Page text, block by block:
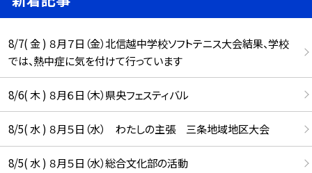
8/7( 金 ) ８月７日（金）北信越中学校ソフトテニス大会結果、学校
では、熱中症に気を付けて行っています
8/6( 木 ) ８月６日（木）県央フェスティバル
8/5( 水 ) ８月５日（水） わたしの主張 三条地域地区大会
8/5( 水 ) ８月５日（水）総合文化部の活動